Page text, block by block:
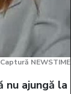
NEWSTIME
nu ajungă la